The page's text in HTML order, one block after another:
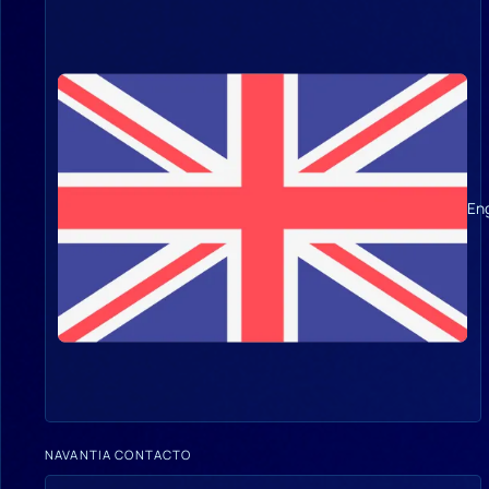
NAVANTIA CONTACTO